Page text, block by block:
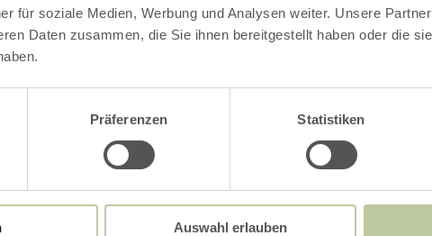
für soziale Medien, Werbung und Analysen weiter. Unsere
Daten zusammen, die Sie ihnen bereitgestellt haben oder die
Präferenzen Statistiken
Auswahl erlauben
Impressionen